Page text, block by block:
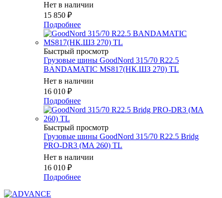
Нет в наличии
15 850 ₽
Подробнее
Быстрый просмотр
Грузовые шины GoodNord 315/70 R22.5
BANDAMATIC MS817(НК.ШЗ 270) TL
Нет в наличии
16 010 ₽
Подробнее
Быстрый просмотр
Грузовые шины GoodNord 315/70 R22.5 Bridg
PRO-DR3 (MA 260) TL
Нет в наличии
16 010 ₽
Подробнее